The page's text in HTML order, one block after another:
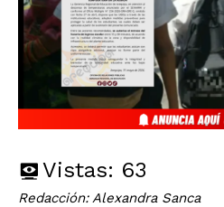
Vistas: 63
Redacción: Alexandra Sanca